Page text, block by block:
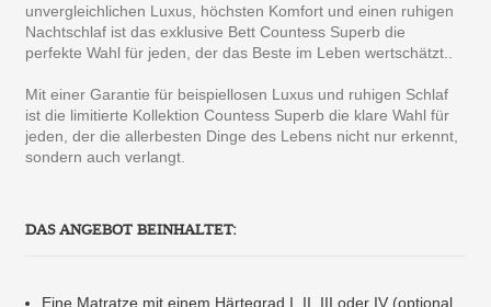
unvergleichlichen Luxus, höchsten Komfort und einen ruhigen
Nachtschlaf ist das exklusive Bett Countess Superb die
perfekte Wahl für jeden, der das Beste im Leben wertschätzt..
Mit einer Garantie für beispiellosen Luxus und ruhigen Schlaf
ist die limitierte Kollektion Countess Superb die klare Wahl für
jeden, der die allerbesten Dinge des Lebens nicht nur erkennt,
sondern auch verlangt.
DAS ANGEBOT BEINHALTET:
Eine Matratze mit einem Härtegrad I, II, III oder IV (optional